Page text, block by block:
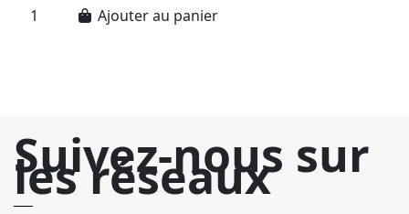
Ajouter au panier
Suivez-nous sur
les réseaux